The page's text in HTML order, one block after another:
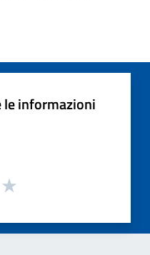
le informazioni